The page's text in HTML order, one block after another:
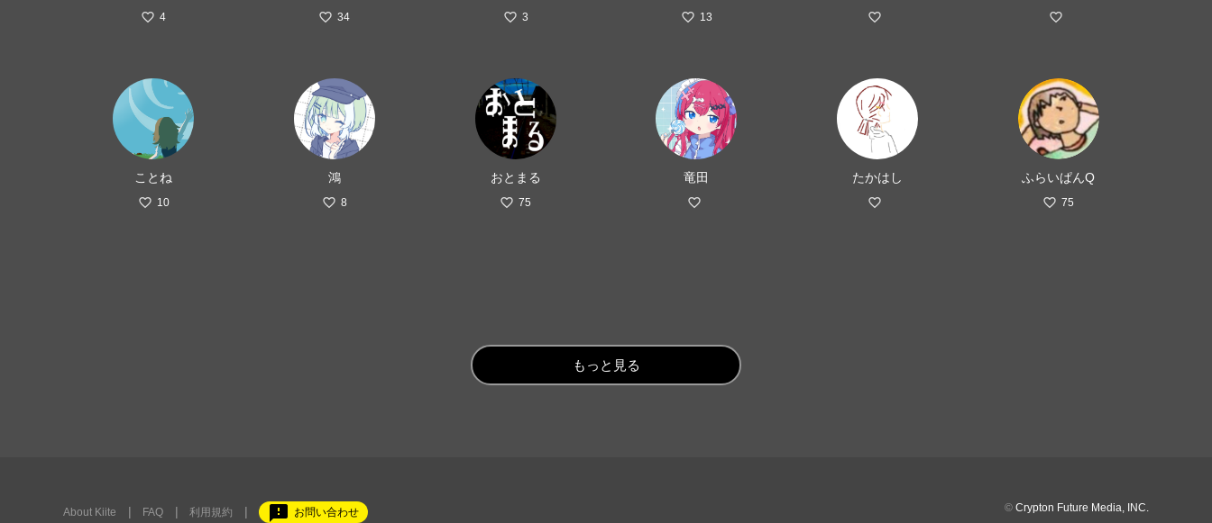
4 34 3 13
ことね
10
鴻
8
おとまる
75
竜田 たかはし ふらいぱんQ
75
もっと見る
About Kiite FAQ 利用規約 feedback お問い合わせ © Crypton Future Media, INC.